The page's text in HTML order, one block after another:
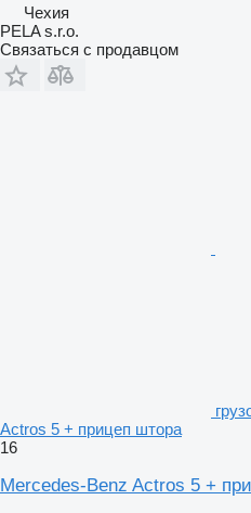
Чехия
PELA s.r.o.
Связаться с продавцом
Actros 5 + прицеп штора
16
Mercedes-Benz Actros 5 +